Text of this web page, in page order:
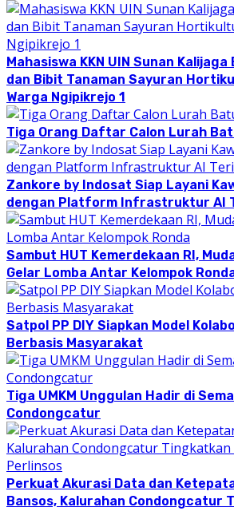
Mahasiswa KKN UIN Sunan
dan Bibit Tanaman Sayuran
Warga Ngipikrejo 1
Tiga Orang Daftar Calon Lurah
Zankore by Indosat Siap Layani
dengan Platform Infrastruktur AI
Sambut HUT Kemerdekaan RI,
Gelar Lomba Antar Kelompok
Satpol PP DIY Siapkan Model
Berbasis Masyarakat
Tiga UMKM Unggulan Hadir di
Condongcatur
Perkuat Akurasi Data dan
Bansos, Kalurahan Condongcatur